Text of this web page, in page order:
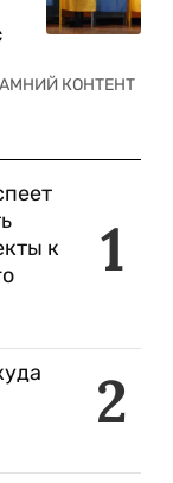
1
к
2